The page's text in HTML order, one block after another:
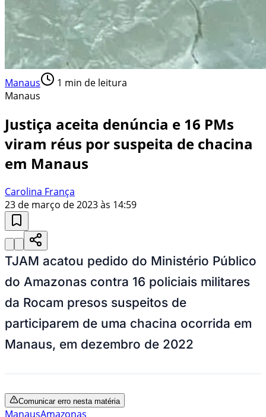
Manaus 1 min de leitura
Manaus
Justiça aceita denúncia e 16 PMs
viram réus por suspeita de chacina
em Manaus
Carolina França
23 de março de 2023 às 14:59
TJAM acatou pedido do Ministério Público
do Amazonas contra 16 policiais militares
da Rocam presos suspeitos de
participarem de uma chacina ocorrida em
Manaus, em dezembro de 2022
Comunicar erro nesta matéria
ManausAmazonas